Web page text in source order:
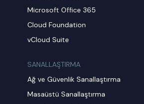
Microsoft Office 365
Cloud Foundation
vCloud Suite
SANALLAŞTIRMA
Ağ ve Güvenlik Sanallaştırma
Masaüstü Sanallaştırma